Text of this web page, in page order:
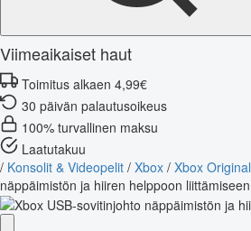
Viimeaikaiset haut
Toimitus alkaen 4,99€
30 päivän palautusoikeus
100% turvallinen maksu
Laatutakuu
/ Konsolit & Videopelit / Xbox / Xbox Original
näppäimistön ja hiiren helppoon liittämiseen